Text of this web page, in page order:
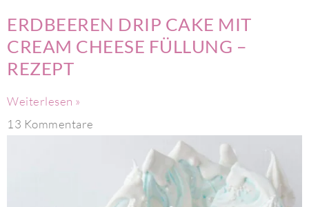
ERDBEEREN DRIP CAKE MIT
CREAM CHEESE FÜLLUNG –
REZEPT
Weiterlesen »
13 Kommentare